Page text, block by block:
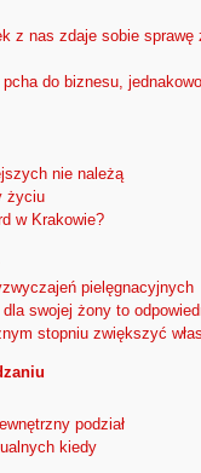
z nas zdaje sobie
do biznesu,
nie należą
życiu
w Krakowie?
pielęgnacyjnych
swojej żony to
stopniu zwiększyć
podział
kiedy